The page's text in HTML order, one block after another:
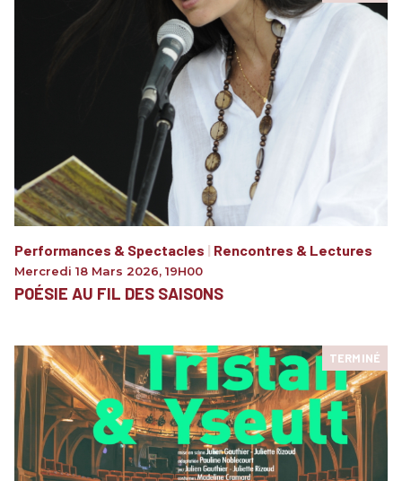
Performances & Spectacles | Rencontres & Lectures
Mercredi 18 Mars 2026, 19H00
POÉSIE AU FIL DES SAISONS
TERMINÉ